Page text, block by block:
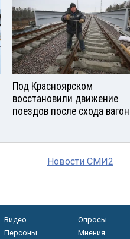
Под Красноярском
восстановили движение
поездов после схода
Новости СМИ2
Видео Опросы
Персоны
Мнения